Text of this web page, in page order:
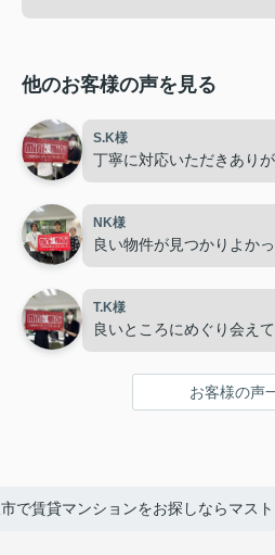
他のお客様の声を見る
S.K様
丁寧に対応いただきあり
NK様
良い物件が見つかりよかっ
T.K様
良いところにめぐり会え
お客様の声
で賃貸マンションをお探しならマスト